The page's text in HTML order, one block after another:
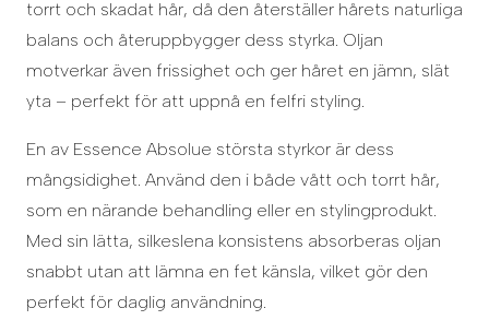
torrt och skadat hår, då den återställer hårets naturliga
balans och återuppbygger dess styrka. Oljan
motverkar även frissighet och ger håret en jämn, slät
yta – perfekt för att uppnå en felfri styling.
En av Essence Absolue största styrkor är dess
mångsidighet. Använd den i både vått och torrt hår,
som en närande behandling eller en stylingprodukt.
Med sin lätta, silkeslena konsistens absorberas oljan
snabbt utan att lämna en fet känsla, vilket gör den
perfekt för daglig användning.